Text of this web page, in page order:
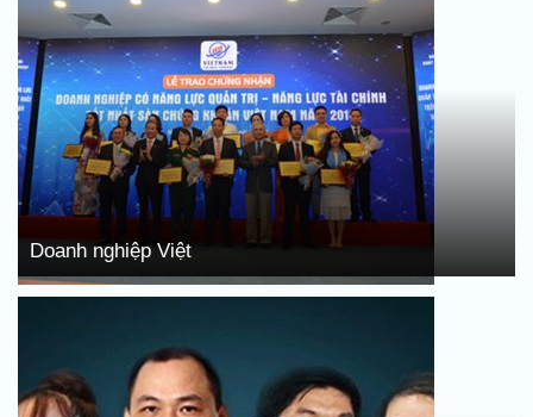
Doanh nghiệp Việt